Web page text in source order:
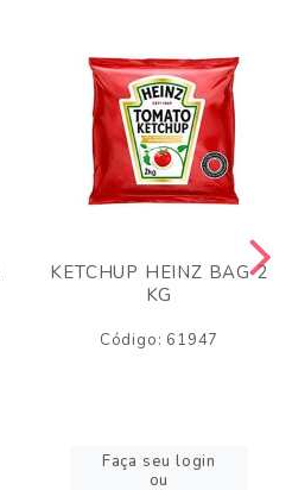
KETCHUP HEINZ BAG 2
KG
Código: 61947
Faça seu login
ou